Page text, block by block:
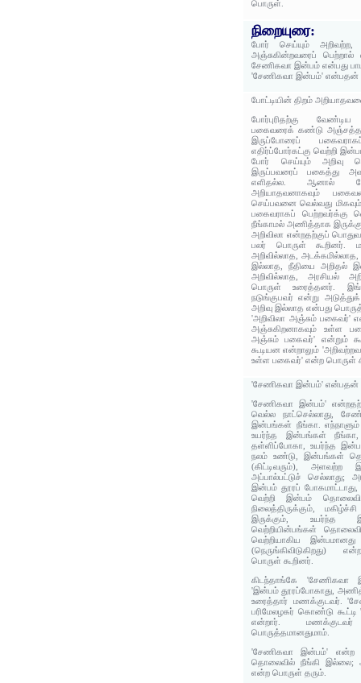
பொருள்.
நிறையுரை:
போர் செய்யும் அறிவற்ற,
அஞ்சுகின்றவரைப் பெற்றால்
சேணிகவா இன்பம் என்பது
'சேணிகவா இன்பம்'
போட்டியின் திறம்
போர்புரிதற்கு
பகைவரைக் கண்டு
இருப்போரைப்
எதிர்ப்போர்கட்கு வெற்றி
போர் செய்யும் அறிவு
இருப்பவரைப் பகைத்து
எளிதல்ல. ஆனால்
அறியாதவனாகவும்
செய்பவனை வெல்வது
பகைவராகப் பெற்றவர்க்கு
நீங்காமல் அணித்தாக
அறிவிலா என்றதற்குப்
பலர் பொருள் கூறினர்.
அறிவில்லாத, அடக்கமில்லாத,
இல்லாத, நீதியை அறிதல்
அறிவில்லாத, அரசியல்
பொருள் உரைத்தனர்.
நடுங்குபவர் என்று
அறிவு இல்லாத என்பது
'அறிவிலா அஞ்சும் பகைவர்'
அஞ்சுகிறனாகவும் உள்ள
அஞ்சும் பகைவர்' என்றும்
கூடியன என்றாலும்
உள்ள பகைவர்' என்ற பொருள்
'சேணிகவா இன்பம்'
'சேணிகவா இன்பம்'
வெல்ல நாட்செல்லாது,
இன்பங்கள் நீங்கா.
உயர்ந்த இன்பங்கள்
தள்ளிப்போகா, உயர்ந்த
நலம் உண்டு, இன்பங்கள்
(கிட்டிவரும்),
அப்பால்பட்டுச் செல்லாது;
இன்பம் தூரப்
வெற்றி இன்பம்
நிலைத்திருக்கும்,
இருக்கும், உயர்ந்த
வெற்றியின்பங்கள்
வெற்றியாகிய
(நெருங்கிவிடுகிறது)
பொருள் கூறினர்.
கிடந்தாங்கே
'இன்பம் தூரப்போகாது,
உரைத்தார் மணக்குடவர்.
பரிமேலழகர் கொண்டு
என்றார்.
பொருத்தமானதுமாம்.
'சேணிகவா இன்பம்' என்ற
தொலைவில் நீங்கி இல்லை;
என்ற பொருள் தரும்.